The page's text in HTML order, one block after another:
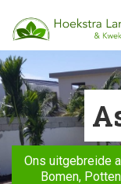
Ons uitgebreide
Bomen,